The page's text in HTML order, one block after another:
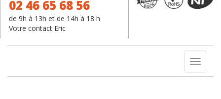
02 46 65 68 56
de 9h à 13h et de 14h à 18 h
Votre contact Eric
Toggle